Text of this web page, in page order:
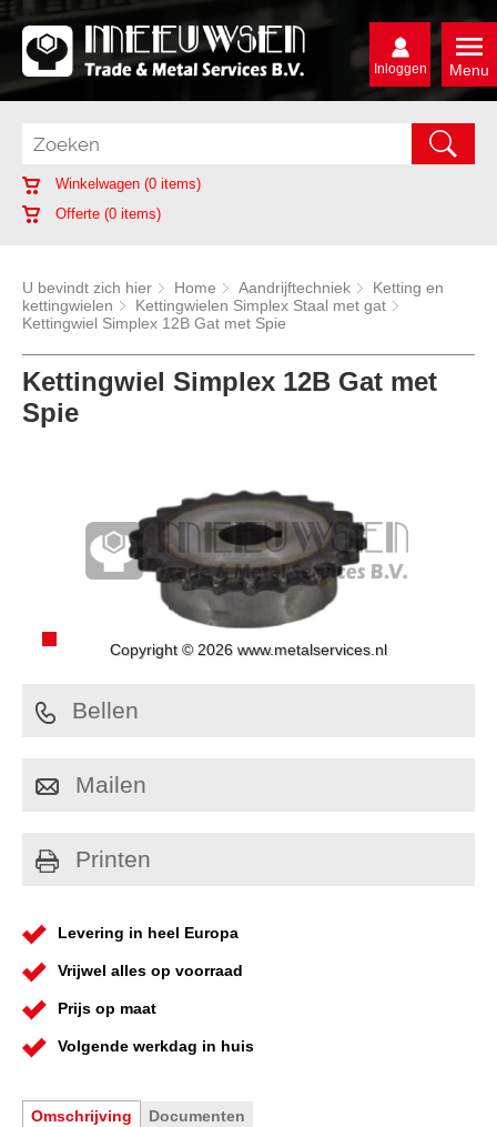
Menu
Inloggen
Winkelwagen (0 items)
Offerte (0 items)
U bevindt zich hier Home Aandrijftechniek
Ketting en
kettingwielen
Kettingwielen Simplex Staal met gat
Kettingwiel Simplex 12B Gat met Spie
Kettingwiel Simplex 12B Gat met
Spie
Copyright © 2026 www.metalservices.nl
Bellen
Mailen
Printen
Levering in heel Europa
Vrijwel alles op voorraad
Prijs op maat
Volgende werkdag in huis
Omschrijving Documenten